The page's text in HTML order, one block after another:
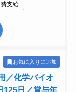
支給
お気に入りに追加
／化学バイオ
125日／賞与年